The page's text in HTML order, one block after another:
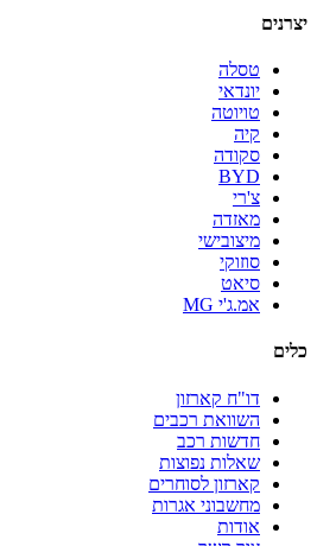
יצרנים
טסלה
יונדאי
טויוטה
קיה
סקודה
BYD
צ'רי
מאזדה
מיצובישי
סוזוקי
סיאט
אמ.ג'י MG
כלים
דו"ח קארזון
השוואת רכבים
חדשות רכב
שאלות נפוצות
קארזון לסוחרים
מחשבוני אגרות
אודות